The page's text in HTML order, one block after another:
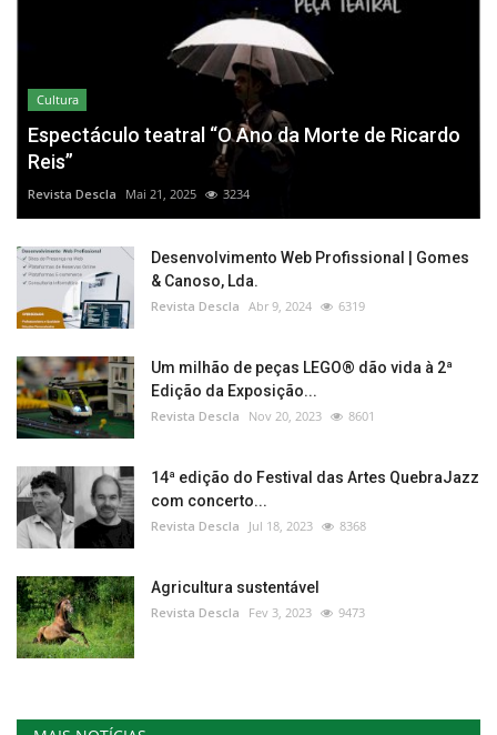
Cultura
Espectáculo teatral “O Ano da Morte de Ricardo
Reis”
Revista Descla Mai 21, 2025 3234
Desenvolvimento Web Profissional | Gomes
& Canoso, Lda.
Revista Descla Abr 9, 2024 6319
Um milhão de peças LEGO® dão vida à 2ª
Edição da Exposição...
Revista Descla Nov 20, 2023 8601
14ª edição do Festival das Artes QuebraJazz
com concerto...
Revista Descla Jul 18, 2023 8368
Agricultura sustentável
Revista Descla Fev 3, 2023 9473